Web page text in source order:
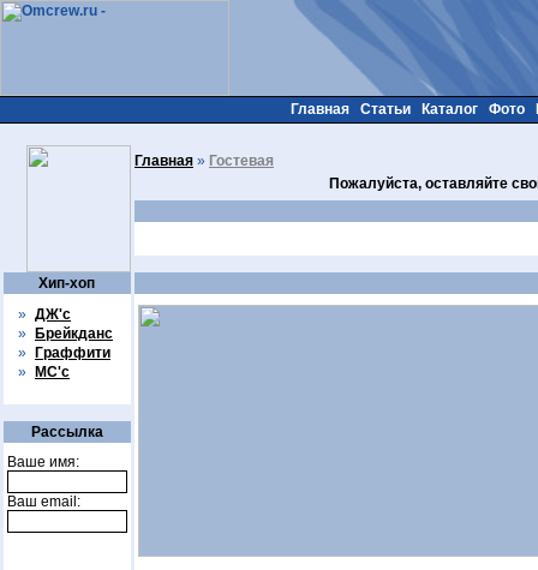
Хип-хоп
» ДЖ'с
»
Брейкданс
»
Граффити
»
МС'с
Рассылка
Ваше имя:
Ваш email:
Главная Статьи Каталог Фото
Главная » Гостевая
Пожалуйста, оставляйте